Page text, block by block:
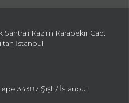
Kazım Karabekir Cad.
İstanbul
34387 Şişli / İstanbul